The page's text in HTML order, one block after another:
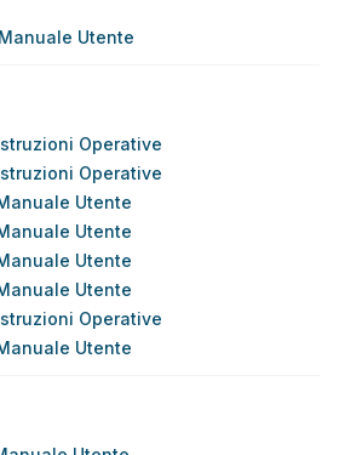
Utente
Operative
Operative
Utente
Utente
Utente
Utente
Operative
Utente